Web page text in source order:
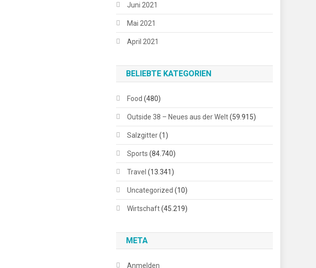
Juni 2021
Mai 2021
April 2021
BELIEBTE KATEGORIEN
Food (480)
Outside 38 – Neues aus der Welt(59.915)
Salzgitter(1)
Sports (84.740)
Travel (13.341)
Uncategorized (10)
Wirtschaft(45.219)
META
Anmelden